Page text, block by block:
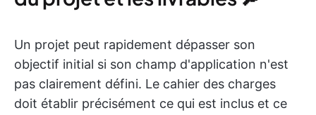
Un projet peut rapidement dépasser son
objectif initial si son champ d'application n'est
pas clairement défini. Le cahier des charges
doit établir précisément ce qui est inclus et ce